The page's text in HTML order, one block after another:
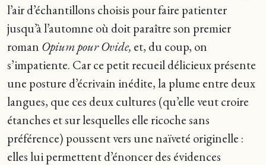
l’air d’échantillons choisis pour faire patienter
jusqu’à l’automne où doit paraître son premier
roman Opium pour Ovide, et, du coup, on
s’impatiente. Car ce petit recueil délicieux présente
une posture d’écrivain inédite, la plume entre deux
langues, que ces deux cultures (qu’elle veut croire
étanches et sur lesquelles elle ricoche sans
préférence) poussent vers une naïveté originelle :
elles lui permettent d’énoncer des évidences